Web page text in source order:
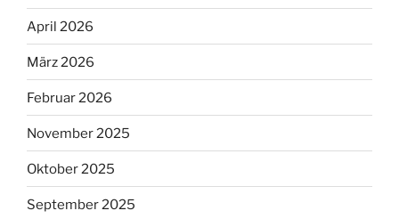
April 2026
März 2026
Februar 2026
November 2025
Oktober 2025
September 2025